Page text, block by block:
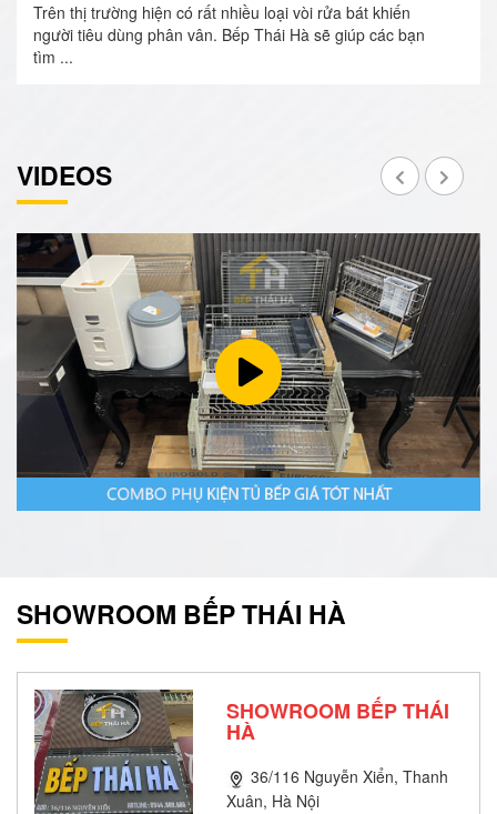
Trên thị trường hiện có rất nhiều loại vòi rửa bát khiến
người tiêu dùng phân vân. Bếp Thái Hà sẽ giúp các bạn
tìm ...
VIDEOS
SHOWROOM BẾP THÁI HÀ
SHOWROOM BẾP THÁI
HÀ
36/116 Nguyễn Xiển, Thanh
Xuân, Hà Nội